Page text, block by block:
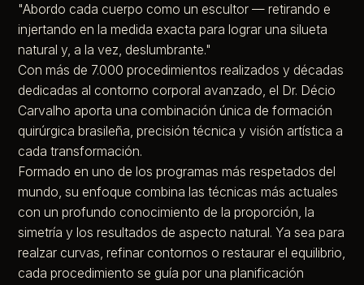
"Abordo cada cuerpo como un escultor — retirando e
injertando en la medida exacta para lograr una silueta
natural y, a la vez, deslumbrante."
Con más de 7.000 procedimientos realizados y décadas
dedicadas al contorno corporal avanzado, el Dr. Décio
Carvalho aporta una combinación única de formación
quirúrgica brasileña, precisión técnica y visión artística a
cada transformación.
Formado en uno de los programas más respetados del
mundo, su enfoque combina las técnicas más actuales
con un profundo conocimiento de la proporción, la
simetría y los resultados de aspecto natural. Ya sea para
realzar curvas, refinar contornos o restaurar el equilibrio,
cada procedimiento se guía por una planificación